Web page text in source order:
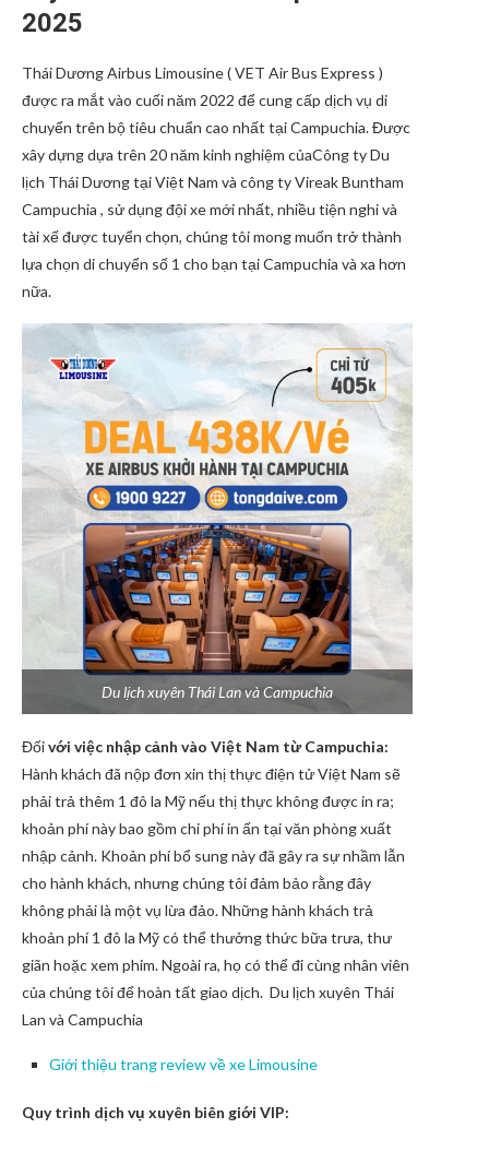
2025
Thái Dương Airbus Limousine ( VET Air Bus Express )
được ra mắt vào cuối năm 2022 để cung cấp dịch vụ di
chuyển trên bộ tiêu chuẩn cao nhất tại Campuchia. Được
xây dựng dựa trên 20 năm kinh nghiệm củaCông ty Du
lịch Thái Dương tại Việt Nam và công ty Vireak Buntham
Campuchia , sử dụng đội xe mới nhất, nhiều tiện nghi và
tài xế được tuyển chọn, chúng tôi mong muốn trở thành
lựa chọn di chuyển số 1 cho bạn tại Campuchia và xa hơn
nữa.
Du lịch xuyên Thái Lan và Campuchia
Đốivới việc nhập cảnh vào Việt Nam từ Campuchia:
Hành khách đã nộp đơn xin thị thực điện tử Việt Nam sẽ
phải trả thêm 1 đô la Mỹ nếu thị thực không được in ra;
khoản phí này bao gồm chi phí in ấn tại văn phòng xuất
nhập cảnh. Khoản phí bổ sung này đã gây ra sự nhầm lẫn
cho hành khách, nhưng chúng tôi đảm bảo rằng đây
không phải là một vụ lừa đảo. Những hành khách trả
khoản phí 1 đô la Mỹ có thể thưởng thức bữa trưa, thư
giãn hoặc xem phim. Ngoài ra, họ có thể đi cùng nhân viên
của chúng tôi để hoàn tất giao dịch. Du lịch xuyên Thái
Lan và Campuchia
Giới thiệu trang review về xe Limousine
Quy trình dịch vụ xuyên biên giới VIP: